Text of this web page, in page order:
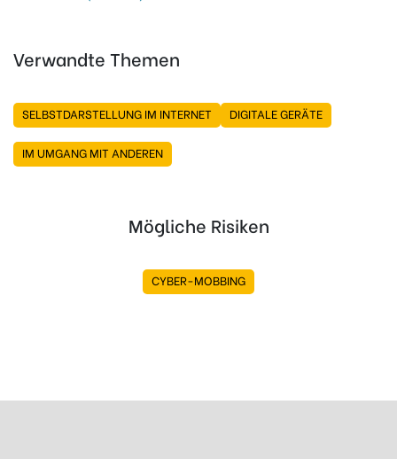
Verwandte Themen
SELBSTDARSTELLUNG IM INTERNET DIGITALE GERÄTE
IM UMGANG MIT ANDEREN
Mögliche Risiken
CYBER-MOBBING